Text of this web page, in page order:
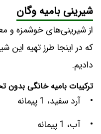
شیرینی بامیه وگان
از شیرینی‌های خوشمزه و
که در اینجا طرز تهیه
دادیم.
ترکیبات بامیه خانگی بدون
• آرد سفید، 1 پیمانه
• آب، 1 پیمانه